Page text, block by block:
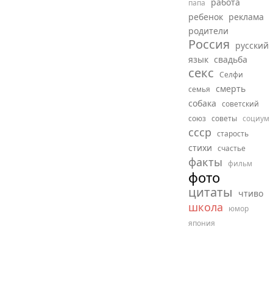
папа
ребенок реклама
родители
Россия русский
язык свадьба
секс Селфи
семья смерть
собака советский
союз советы социум
ссср старость
стихи счастье
факты фильм
фото
цитаты чтиво
школа
юмор
япония